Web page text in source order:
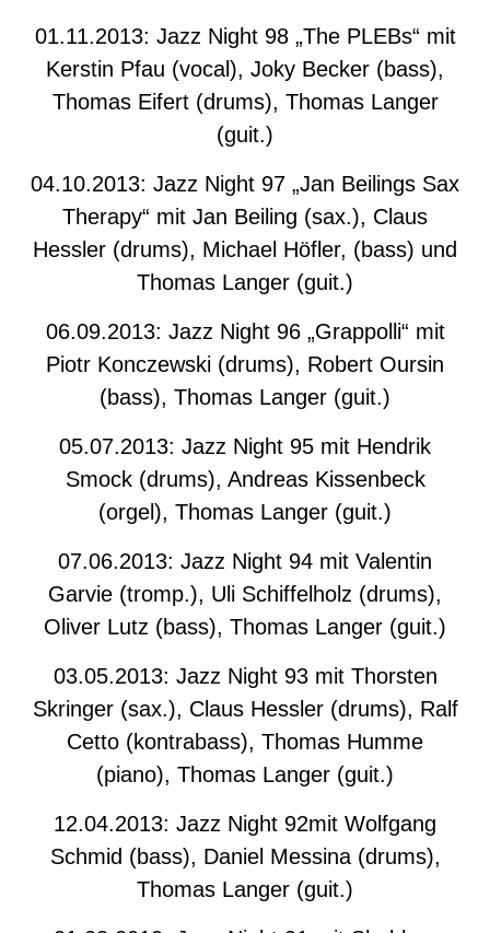
01.11.2013: Jazz Night 98 „The PLEBs“ mit
Kerstin Pfau (vocal), Joky Becker (bass),
Thomas Eifert (drums), Thomas Langer
(guit.)
04.10.2013: Jazz Night 97 „Jan Beilings Sax
Therapy“ mit Jan Beiling (sax.), Claus
Hessler (drums), Michael Höfler, (bass) und
Thomas Langer (guit.)
06.09.2013: Jazz Night 96 „Grappolli“ mit
Piotr Konczewski (drums), Robert Oursin
(bass), Thomas Langer (guit.)
05.07.2013: Jazz Night 95 mit Hendrik
Smock (drums), Andreas Kissenbeck
(orgel), Thomas Langer (guit.)
07.06.2013: Jazz Night 94 mit Valentin
Garvie (tromp.), Uli Schiffelholz (drums),
Oliver Lutz (bass), Thomas Langer (guit.)
03.05.2013: Jazz Night 93 mit Thorsten
Skringer (sax.), Claus Hessler (drums), Ralf
Cetto (kontrabass), Thomas Humme
(piano), Thomas Langer (guit.)
12.04.2013: Jazz Night 92mit Wolfgang
Schmid (bass), Daniel Messina (drums),
Thomas Langer (guit.)